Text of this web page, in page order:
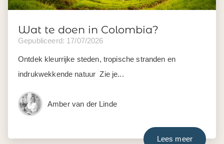
Wat te doen in Colombia?
Gepubliceerd: 17/07/2026
Ontdek kleurrijke steden, tropische stranden en
indrukwekkende natuur Zie je...
Amber van der Linde
Lees meer